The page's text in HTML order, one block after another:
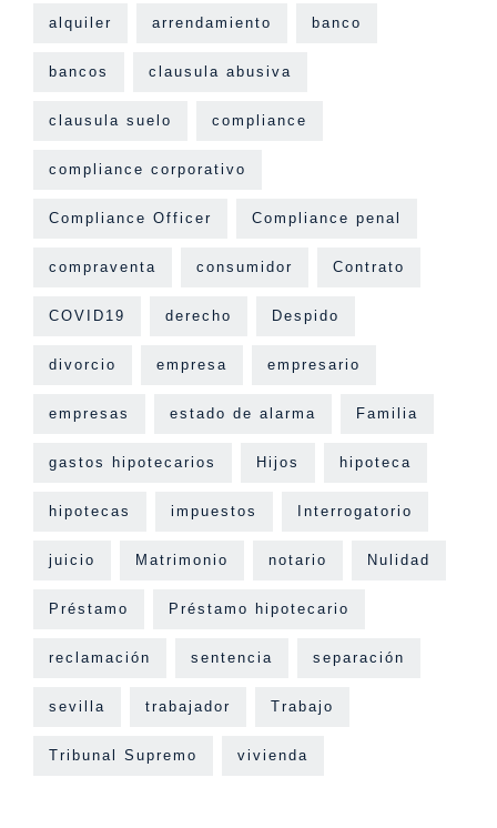
alquiler arrendamiento banco
bancos clausula abusiva
clausula suelo compliance
compliance corporativo
Compliance Officer Compliance penal
compraventa consumidor Contrato
COVID19 derecho Despido
divorcio empresa empresario
empresas estado de alarma Familia
gastos hipotecarios Hijos hipoteca
hipotecas impuestos Interrogatorio
juicio Matrimonio notario Nulidad
Préstamo Préstamo hipotecario
reclamación sentencia separación
sevilla trabajador Trabajo
Tribunal Supremo vivienda